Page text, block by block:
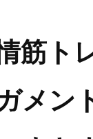
筋ト
メン